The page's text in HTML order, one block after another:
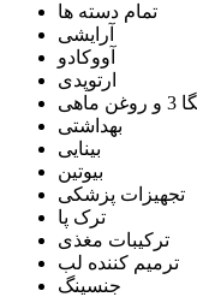
تمام دسته ها
آرایشی
آووکادو
ارتوپدی
ماهی
بهداشتی
بینایی
بیوتین
تجهیزات پزشکی
ترک پا
ترکیبات مغذی
ترمیم کننده لب
جنسینگ